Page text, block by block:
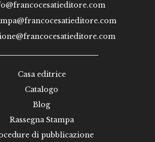
Casa editrice
Catalogo
Blog
Rassegna Stampa
di pubblicazione